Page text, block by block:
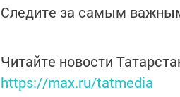
Следите за самым
Читайте новости
https://max.ru/tatmedia